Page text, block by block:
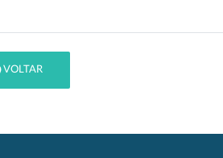
VOLTAR